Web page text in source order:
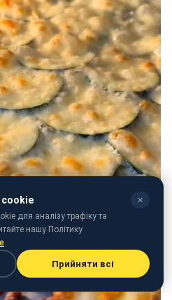
cookie ✕
для аналізу трафіку та
нашу Політику
Прийняти всі